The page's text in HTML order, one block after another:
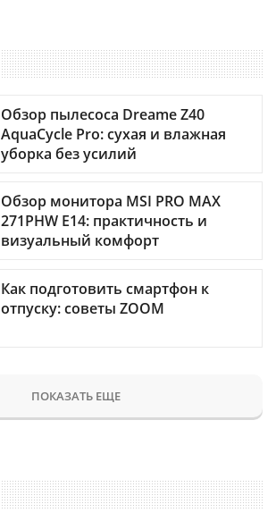
Обзор пылесоса Dreame Z40
AquaCycle Pro: сухая и влажная
уборка без усилий
Обзор монитора MSI PRO MAX
271PHW E14: практичность и
визуальный комфорт
Как подготовить смартфон к
отпуску: советы ZOOM
ПОКАЗАТЬ ЕЩЕ